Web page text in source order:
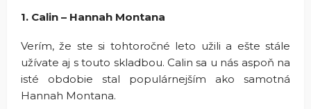
1. Calin – Hannah Montana
Verím, že ste si tohtoročné leto užili a ešte stále
užívate aj s touto skladbou. Calin sa u nás aspoň na
isté obdobie stal populárnejším ako samotná
Hannah Montana.